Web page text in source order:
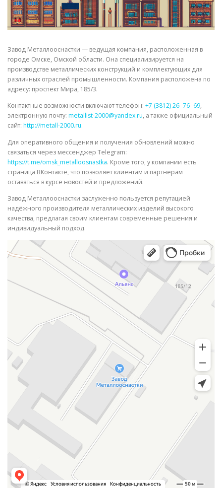
Завод Металлооснастки — ведущая компания, расположенная в
городе Омске, Омской области. Она специализируется на
производстве металлических конструкций и комплектующих для
различных отраслей промышленности. Компания расположена по
адресу: проспект Мира, 185/3.
Контактные возможности включают телефон: +7 (3812) 26‒76‒69,
электронную почту: metallist-2000@yandex.ru, а также официальный
сайт: http://metall-2000.ru.
Для оперативного общения и получения обновлений можно
связаться через мессенджер Telegram:
https://t.me/omsk_metalloosnastka. Кроме того, у компании есть
страница ВКонтакте, что позволяет клиентам и партнерам
оставаться в курсе новостей и предложений.
Завод Металлооснастки заслуженно пользуется репутацией
надёжного производителя металлических изделий высокого
качества, предлагая своим клиентам современные решения и
индивидуальный подход.